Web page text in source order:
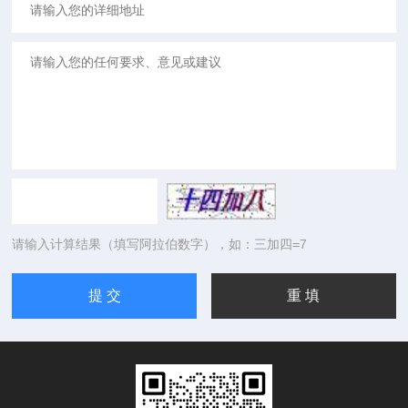
请输入计算结果（填写阿拉伯数字），如：三加四=7